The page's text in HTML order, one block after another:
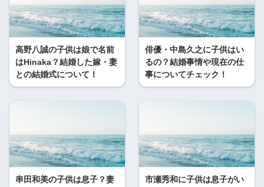
高野八誠の子供は娘で名前
はHinaka？結婚した嫁・妻
との結婚式について！
俳優・中島久之に子供はい
るの？結婚事情や現在の仕
事についてチェック！
串田和美の子供は息子？妻
市瀬秀和に子供は息子がい